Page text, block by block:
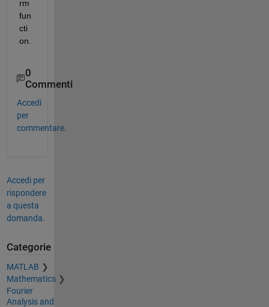
rm
fun
cti
on.
0
Commenti
Accedi
per
commentare.
Accedi per
rispondere
a questa
domanda.
Categorie
MATLAB
Mathematics
Fourier
Analysis and